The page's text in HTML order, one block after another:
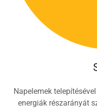
Napelemek
energiák részarányát